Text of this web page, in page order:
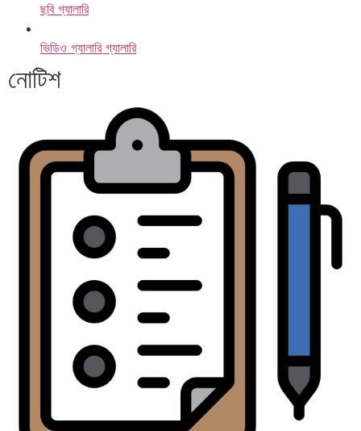
ছবি গ্যালারি
ভিডিও গ্যালারি গ্যালারি
নোটিশ